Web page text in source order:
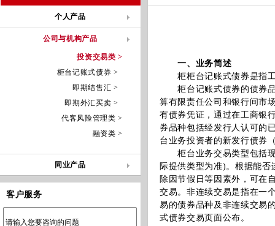
个人产品
公司与机构产品
投资交易类 >
柜台记账式债券 >
即期结售汇 >
即期外汇买卖 >
代客风险管理类 >
融资类 >
同业产品
客户服务
一、业务简述
柜柜台记账式债券是指工
柜台记账式债券的债券品
算有限责任公司和银行间市
有债券凭证，通过在工商银
券品种包括经发行人认可的
台业务投资者的新发行债券
柜台业务交易类型包括现
际提供类型为准)。根据能
除因节假日等因素外，可在
交易。非连续交易是指在一
易的债券品种及非连续交易
式债券交易页面公布。